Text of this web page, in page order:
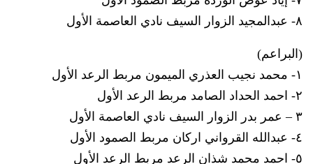
٨- عبدالمجيد الزوار السيف نادي العاصمة الأول
(البراعم)
١- محمد نجيب العذري الميمون مربط الرعد الأول
٢- احمد الحداد الصامد مربط الرعد الأول
٣ – عمر بدر الزوار السيف نادي العاصمة الأول
٤- عبدالله القرواني اركان مربط الصمود الأول
٥- احمد محمد شذان الرعد مربط الرعد الأول